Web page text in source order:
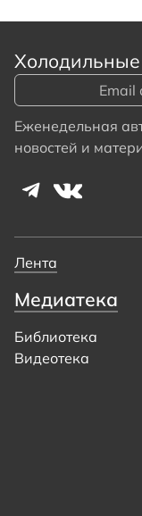
Холодильные
Еженедельная
новостей и
Лента
Медиатека
Библиотека
Видеотека